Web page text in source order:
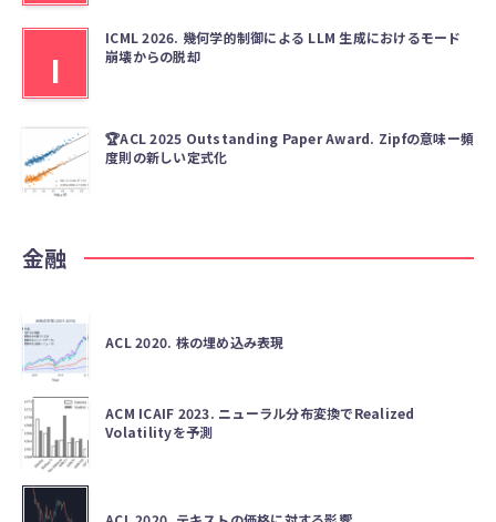
I
ICML 2026. 幾何学的制御による LLM 生成におけるモード
崩壊からの脱却
🏆ACL 2025 Outstanding Paper Award. Zipfの意味ー頻
度則の新しい定式化
金融
ACL 2020. 株の埋め込み表現
ACM ICAIF 2023. ニューラル分布変換でRealized
Volatilityを予測